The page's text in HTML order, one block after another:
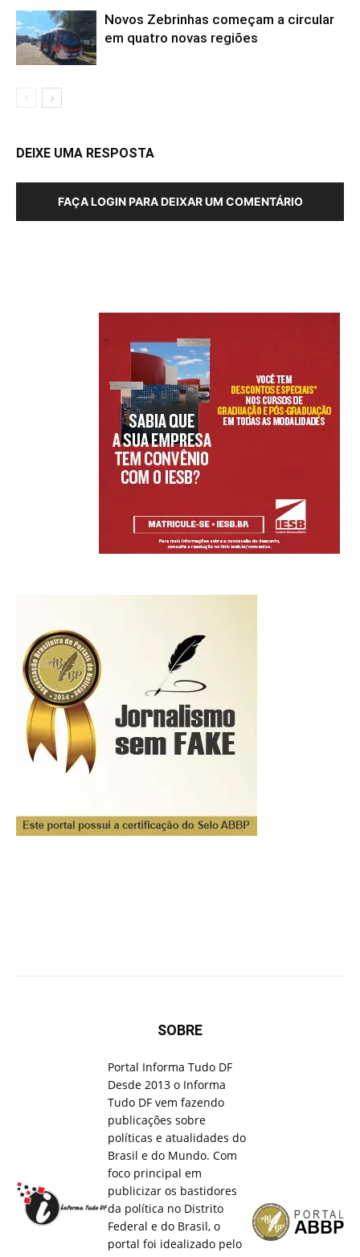
Novos Zebrinhas começam a circular
em quatro novas regiões
DEIXE UMA RESPOSTA
FAÇA LOGIN PARA DEIXAR UM COMENTÁRIO
SOBRE
Portal Informa Tudo DF
Desde 2013 o Informa
Tudo DF vem fazendo
publicações sobre
políticas e atualidades do
Brasil e do Mundo. Com
foco principal em
publicizar os bastidores
da política no Distrito
Federal e do Brasil, o
portal foi idealizado pelo